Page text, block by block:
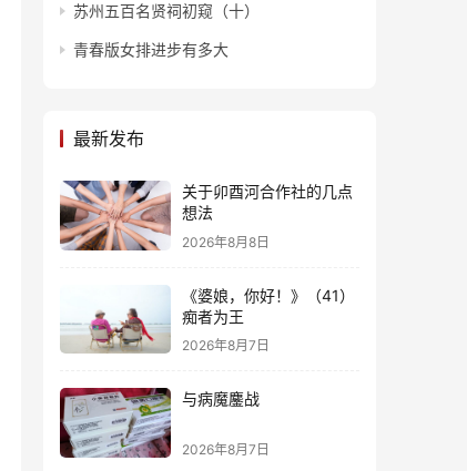
苏州五百名贤祠初窥（十）
青春版女排进步有多大
最新发布
关于卯酉河合作社的几点
想法
2026年8月8日
《婆娘，你好！》（41）
痴者为王
2026年8月7日
与病魔鏖战
2026年8月7日